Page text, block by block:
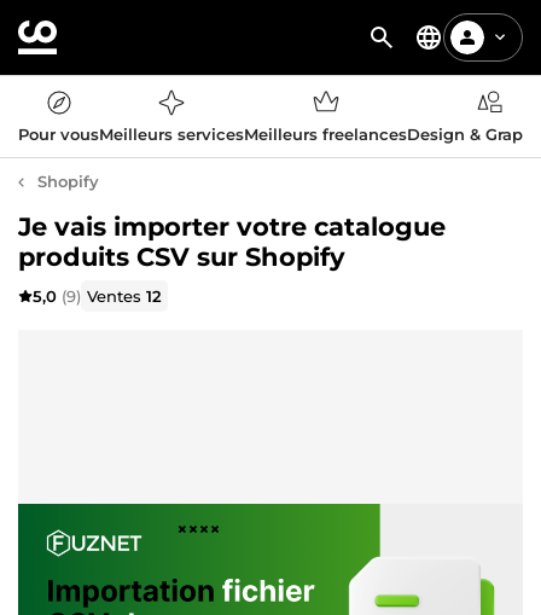
Pour vousMeilleurs servicesMeilleurs freelancesDesign &
Shopify
Je vais importer votre catalogue
produits CSV sur Shopify
5,0 (9) Ventes12